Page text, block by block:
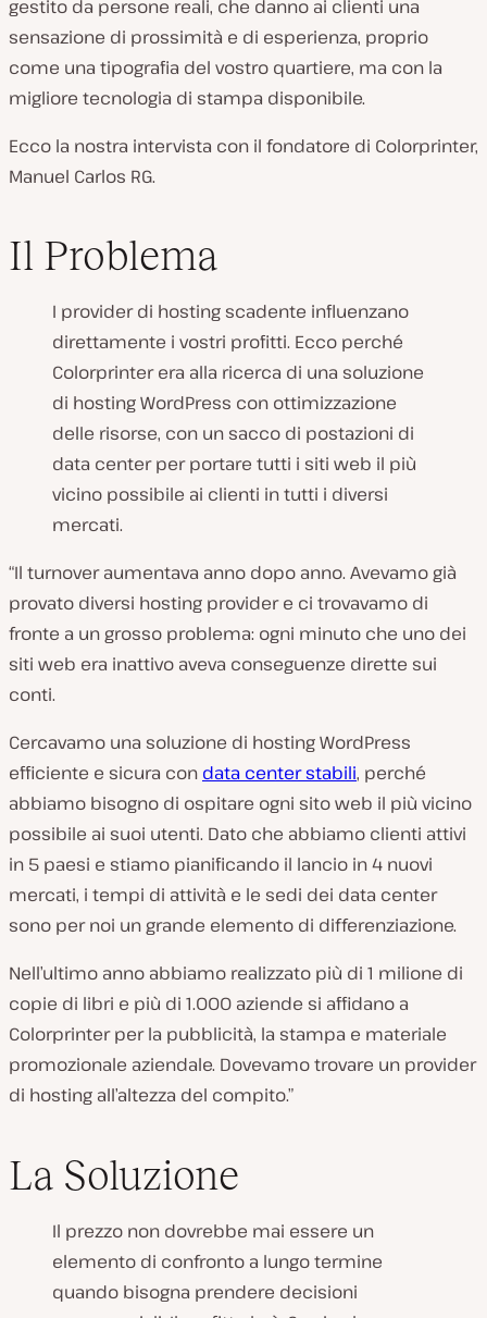
gestito da persone reali, che danno ai clienti una
sensazione di prossimità e di esperienza, proprio
come una tipografia del vostro quartiere, ma con la
migliore tecnologia di stampa disponibile.
Ecco la nostra intervista con il fondatore di Colorprinter,
Manuel Carlos RG.
Il Problema
I provider di hosting scadente influenzano
direttamente i vostri profitti. Ecco perché
Colorprinter era alla ricerca di una soluzione
di hosting WordPress con ottimizzazione
delle risorse, con un sacco di postazioni di
data center per portare tutti i siti web il più
vicino possibile ai clienti in tutti i diversi
mercati.
“Il turnover aumentava anno dopo anno. Avevamo già
provato diversi hosting provider e ci trovavamo di
fronte a un grosso problema: ogni minuto che uno dei
siti web era inattivo aveva conseguenze dirette sui
conti.
Cercavamo una soluzione di hosting WordPress
efficiente e sicura con data center stabili, perché
abbiamo bisogno di ospitare ogni sito web il più vicino
possibile ai suoi utenti. Dato che abbiamo clienti attivi
in 5 paesi e stiamo pianificando il lancio in 4 nuovi
mercati, i tempi di attività e le sedi dei data center
sono per noi un grande elemento di differenziazione.
Nell’ultimo anno abbiamo realizzato più di 1 milione di
copie di libri e più di 1.000 aziende si affidano a
Colorprinter per la pubblicità, la stampa e materiale
promozionale aziendale. Dovevamo trovare un provider
di hosting all’altezza del compito.”
La Soluzione
Il prezzo non dovrebbe mai essere un
elemento di confronto a lungo termine
quando bisogna prendere decisioni